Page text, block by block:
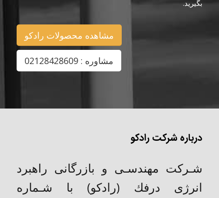
بگیرید.
مشاهده محصولات رادکو
مشاوره : 02128428609
درباره شرکت رادکو
شـركت مهندسـی و بازرگانی راهبرد
انرژی درفك (رادکو) با شـماره